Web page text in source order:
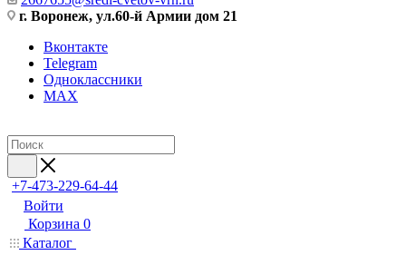
г. Воронеж, ул.60-й Армии дом 21
Вконтакте
Telegram
Одноклассники
MAX
+7-473-229-64-44
Войти
Корзина 0
Каталог